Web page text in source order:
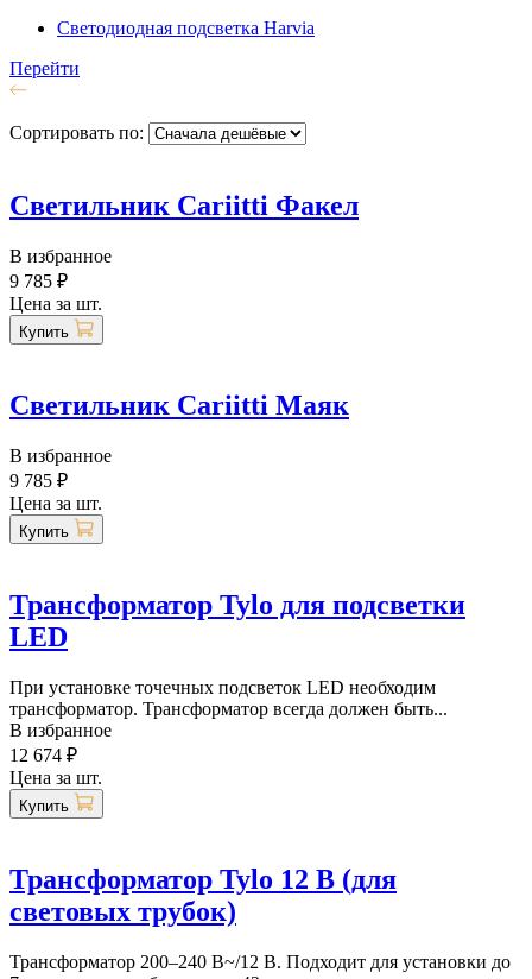
Светодиодная подсветка Harvia
Перейти
Сортировать по:
Светильник Cariitti Факел
В избранное
9 785 ₽
Цена за шт.
Купить
Светильник Cariitti Маяк
В избранное
9 785 ₽
Цена за шт.
Купить
Трансформатор Tylo для подсветки
LED
При установке точечных подсветок LED необходим
трансформатор. Трансформатор всегда должен быть...
В избранное
12 674 ₽
Цена за шт.
Купить
Трансформатор Tylo 12 В (для
световых трубок)
Трансформатор 200–240 В~/12 В. Подходит для установки до